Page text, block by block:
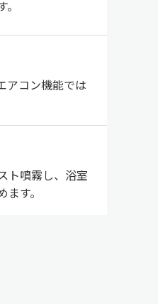
アコン機能では
ト噴霧し、浴室
す。